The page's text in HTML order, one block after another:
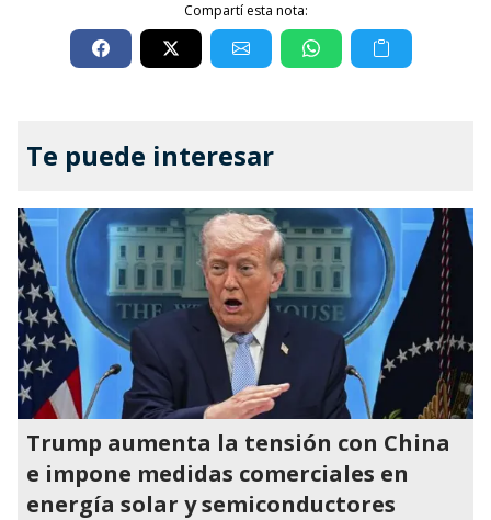
Compartí esta nota:
Te puede interesar
Trump aumenta la tensión con China
e impone medidas comerciales en
energía solar y semiconductores